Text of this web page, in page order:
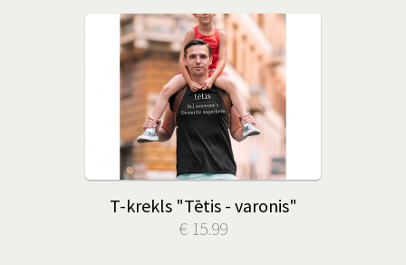
T-krekls "Tētis - varonis"
€ 15.99